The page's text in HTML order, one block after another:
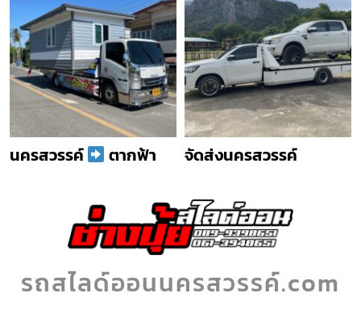
นครสวรรค์ ตากฟ้า จัดส่งนครสวรรค์
รถสไลด์ออนนครสวรรค์.com